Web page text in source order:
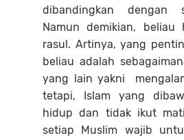
dibandingkan dengan
Namun demikian, beliau
rasul. Artinya, yang
beliau adalah
yang lain yakni
tetapi, Islam yang
hidup dan tidak ikut
setiap Muslim wajib